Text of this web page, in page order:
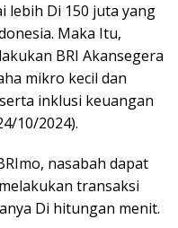
lebih Di 150 juta yang
Maka Itu,
BRI Akansegera
mikro kecil dan
inklusi keuangan
10/2024).
nasabah dapat
transaksi
Di hitungan menit.